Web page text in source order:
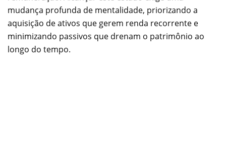
mudança profunda de mentalidade, priorizando a
aquisição de ativos que gerem renda recorrente e
minimizando passivos que drenam o patrimônio ao
longo do tempo.